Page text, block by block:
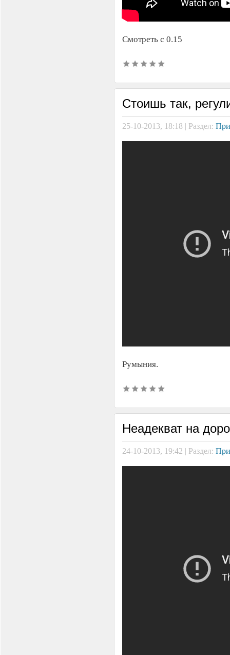
Смотреть с 0.15
Стоишь так,
25-10-2013, 18:18 | Раздел:
Румыния.
Неадекват на
24-10-2013, 19:42 | Раздел: